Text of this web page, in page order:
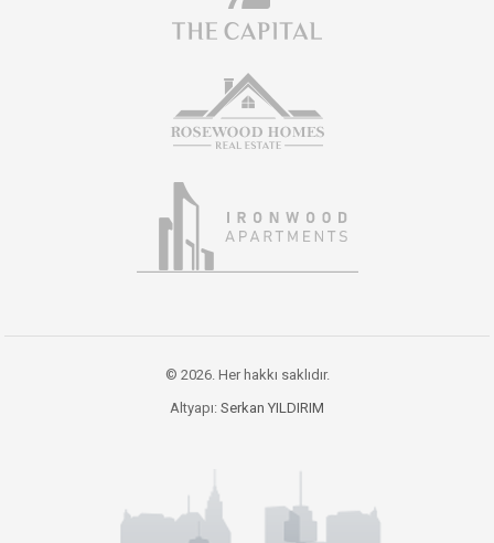
© 2026. Her hakkı saklıdır.
Altyapı: Serkan YILDIRIM